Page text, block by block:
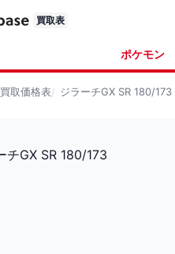
買取表
ポケモン
買取価格表 ジラーチGX SR 180/173